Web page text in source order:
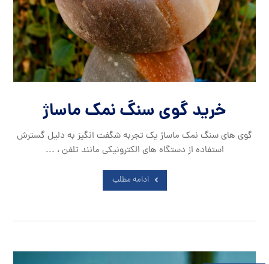
خرید گوی سنگ نمک ماساژ
گوی های سنگ نمک ماساژ یک تجربه شگفت انگیز به دلیل گسترش
استفاده از دستگاه های الکترونیکی مانند تلفن ، ...
ادامه مطلب